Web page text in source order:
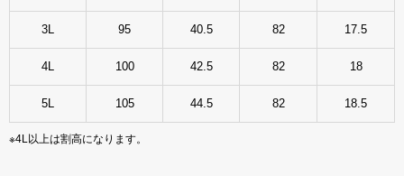
3L 95 40.5 82 17.5
4L 100 42.5 82 18
5L 105 44.5 82 18.5
※4L以上は割高になります。